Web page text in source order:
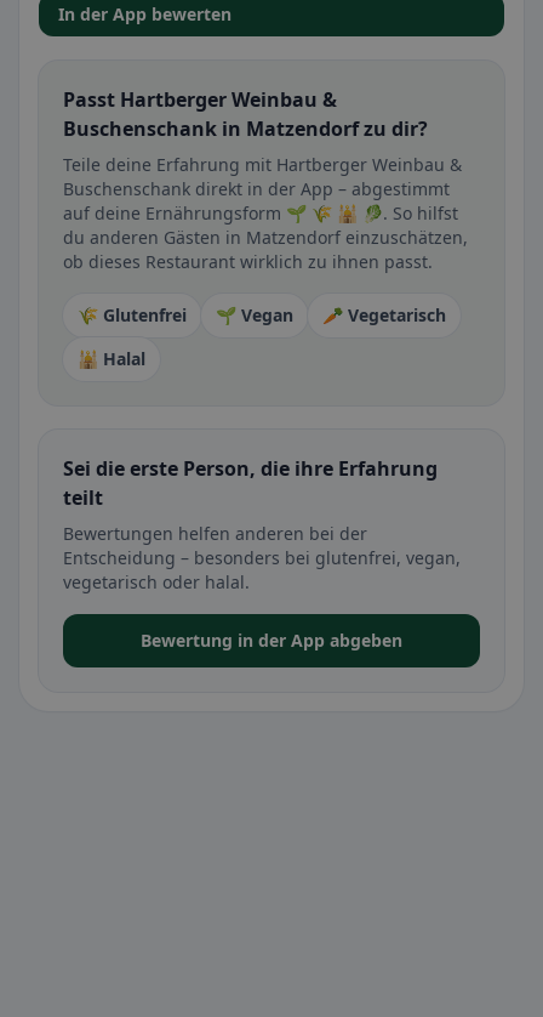
In der App bewerten
Passt Hartberger Weinbau &
Buschenschank in Matzendorf zu dir?
Teile deine Erfahrung mit Hartberger Weinbau &
Buschenschank direkt in der App – abgestimmt
auf deine Ernährungsform 🌱 🌾 🕌 🥬. So hilfst
du anderen Gästen in Matzendorf einzuschätzen,
ob dieses Restaurant wirklich zu ihnen passt.
🌾 Glutenfrei 🌱 Vegan
🥕 Vegetarisch
🕌 Halal
Sei die erste Person, die ihre Erfahrung
teilt
Bewertungen helfen anderen bei der
Entscheidung – besonders bei glutenfrei, vegan,
vegetarisch oder halal.
Bewertung in der App abgeben